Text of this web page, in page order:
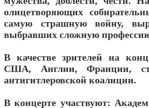
олицетворяющих
самую страшную войну,
выбравших сложную
В качестве зрителей на
США, Англии, Франции,
антигитлеровской коалиции.
В концерте участвуют: